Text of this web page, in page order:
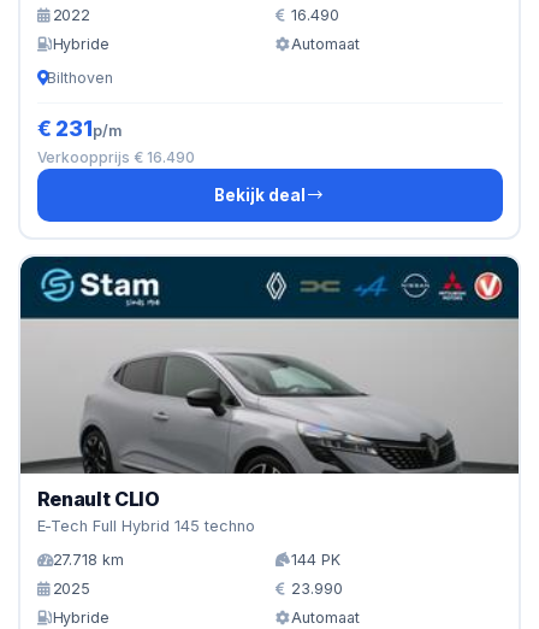
2022
16.490
Hybride
Automaat
Bilthoven
€ 231p/m
Verkoopprijs € 16.490
Bekijk deal
Renault CLIO
E-Tech Full Hybrid 145 techno
27.718 km
144 PK
2025
23.990
Hybride
Automaat